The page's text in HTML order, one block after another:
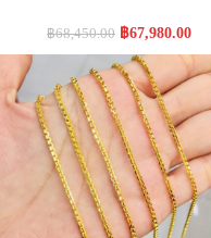
฿68,450.00 ฿67,980.00